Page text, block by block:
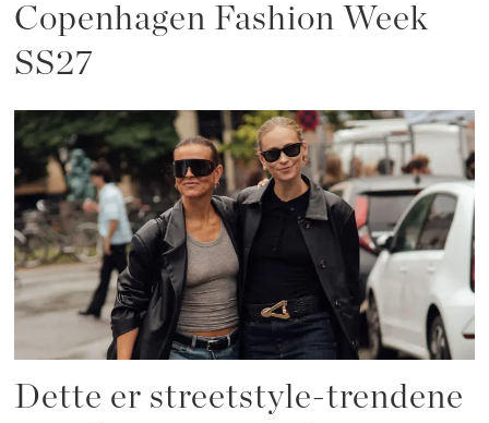
Copenhagen Fashion Week
SS27
Dette er streetstyle-trendene